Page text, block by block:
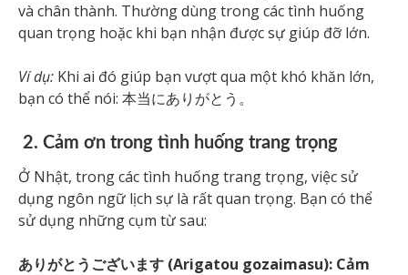
và chân thành. Thường dùng trong các tình huống
quan trọng hoặc khi bạn nhận được sự giúp đỡ lớn.
Ví dụ: Khi ai đó giúp bạn vượt qua một khó khăn lớn,
bạn có thể nói: 本当にありがとう。
2. Cảm ơn trong tình huống trang trọng
Ở Nhật, trong các tình huống trang trọng, việc sử
dụng ngôn ngữ lịch sự là rất quan trọng. Bạn có thể
sử dụng những cụm từ sau:
ありがとうございます (Arigatou gozaimasu): Cảm